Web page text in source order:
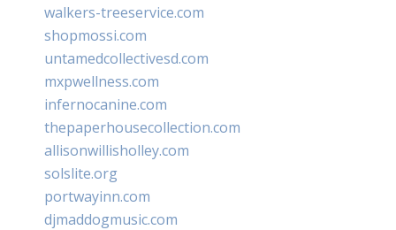
walkers-treeservice.com
shopmossi.com
untamedcollectivesd.com
mxpwellness.com
infernocanine.com
thepaperhousecollection.com
allisonwillisholley.com
solslite.org
portwayinn.com
djmaddogmusic.com